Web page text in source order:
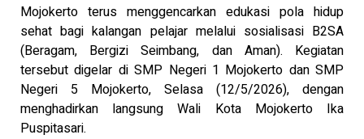
Mojokerto terus menggencarkan edukasi pola hidup
sehat bagi kalangan pelajar melalui sosialisasi B2SA
(Beragam, Bergizi Seimbang, dan Aman). Kegiatan
tersebut digelar di SMP Negeri 1 Mojokerto dan SMP
Negeri 5 Mojokerto, Selasa (12/5/2026), dengan
menghadirkan langsung Wali Kota Mojokerto Ika
Puspitasari.